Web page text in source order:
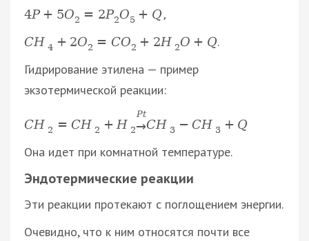
4P + 5O2 = 2P2O5 + Q,
CH 4 + 2O2 = CO2 + 2H 2O + Q.
Гидрирование этилена — пример
экзотермической реакции:
CH 2 = CH 2 + H 2
Pt
→CH 3 − CH 3 + Q
Она идет при комнатной температуре.
Эндотермические реакции
Эти реакции протекают с поглощением энергии.
Очевидно, что к ним относятся почти все